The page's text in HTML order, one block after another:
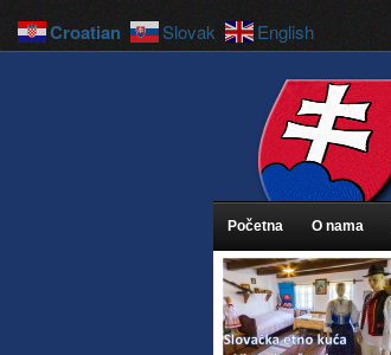
Početna O nama
Croatian Slovak English